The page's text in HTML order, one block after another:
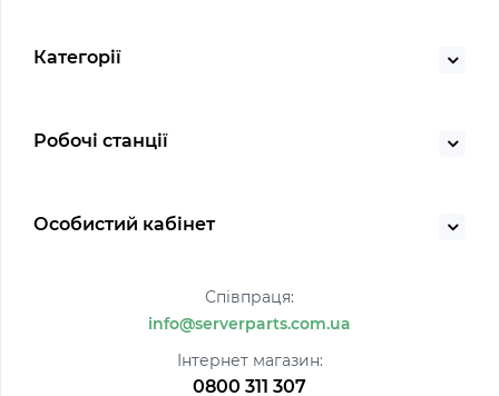
Категорії
Робочі станції
Особистий кабінет
Співпраця:
info@serverparts.com.ua
Інтернет магазин:
0800 311 307